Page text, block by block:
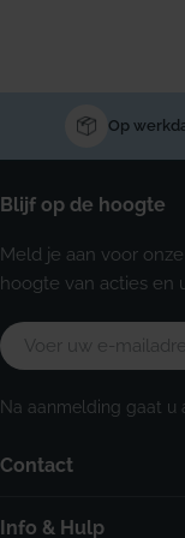
Op
Contact
Info & Hulp
Blijf op de hoogte
Meld je aan voor
hoogte van acties en
E-
mail
Na aanmelding gaat u